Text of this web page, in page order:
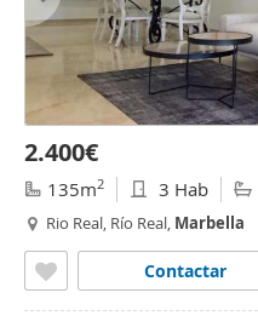
2.400€
135m2 3 Hab
Rio Real, Río Real, Marbella
Contactar